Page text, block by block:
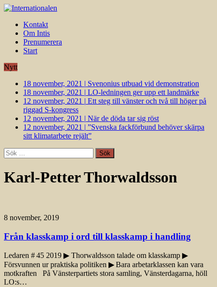
Kontakt
Om Intis
Prenumerera
Start
Nytt
18 november, 2021 | Svenonius utbuad vid demonstration
18 november, 2021 | LO-ledningen ger upp ett landmärke
12 november, 2021 | Ett steg till vänster och två till höger på
riggad S-kongress
12 november, 2021 | När de döda tar sig röst
12 november, 2021 | ”Svenska fackförbund behöver skärpa
sitt klimatarbete rejält”
Sök
efter:
Karl-Petter Thorwaldsson
8 november, 2019
Från klasskamp i ord till klasskamp i handling
Ledaren # 45 2019 ▶ Thorwaldsson talade om klasskamp ▶
Försvunnen ur praktiska politiken ▶ Bara arbetarklassen kan vara
motkraften På Vänsterpartiets stora samling, Vänsterdagarna, höll
LO:s…